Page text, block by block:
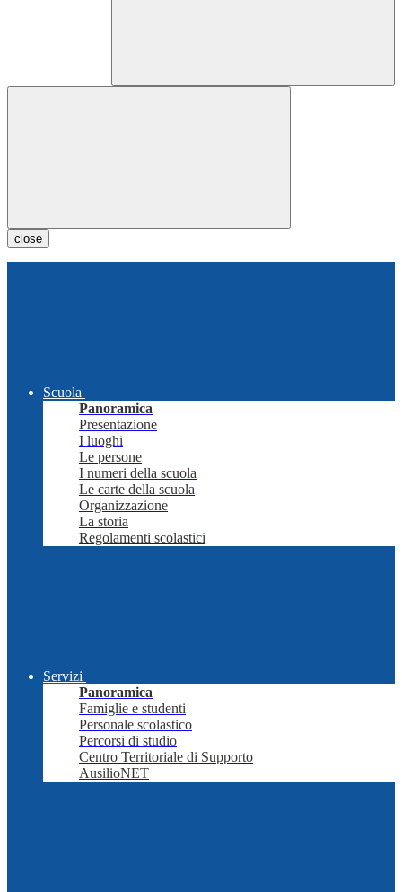
close
Scuola
Panoramica
Presentazione
I luoghi
Le persone
I numeri della scuola
Le carte della scuola
Organizzazione
La storia
Regolamenti scolastici
Servizi
Panoramica
Famiglie e studenti
Personale scolastico
Percorsi di studio
Centro Territoriale di Supporto
AusilioNET